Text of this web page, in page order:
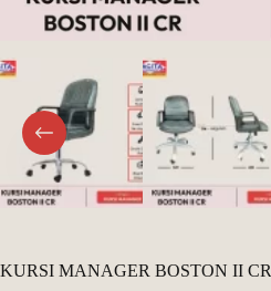
Get New Password
← Back to login
KURSI MANAGER BOSTON II CR